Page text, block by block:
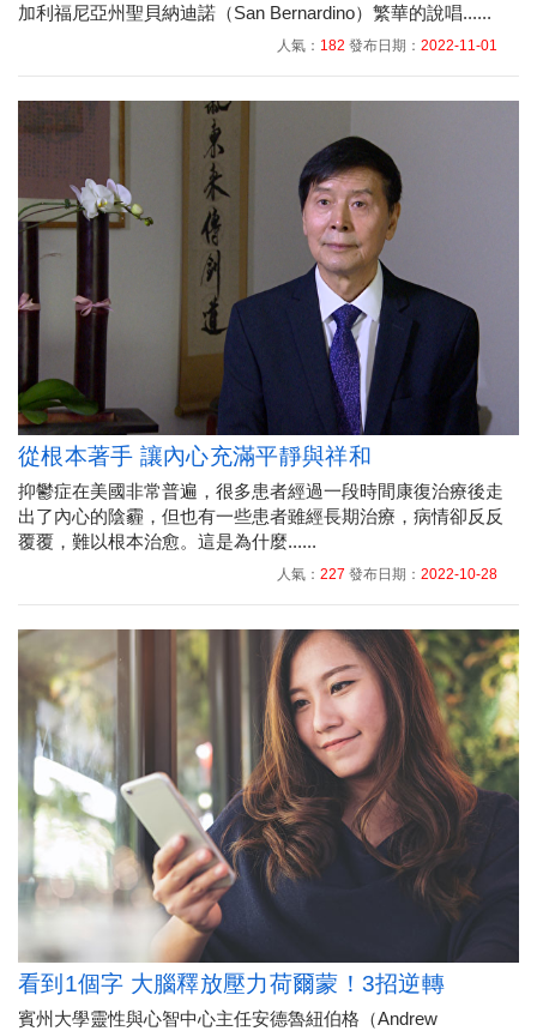
加利福尼亞州聖貝納迪諾（San Bernardino）繁華的說唱......
人氣： 182 發布日期： 2022-11-01
從根本著手 讓內心充滿平靜與祥和
抑鬱症在美國非常普遍，很多患者經過一段時間康復治療後走
出了內心的陰霾，但也有一些患者雖經長期治療，病情卻反反
覆覆，難以根本治愈。這是為什麼......
人氣： 227 發布日期： 2022-10-28
看到1個字 大腦釋放壓力荷爾蒙！3招逆轉
賓州大學靈性與心智中心主任安德魯紐伯格（Andrew